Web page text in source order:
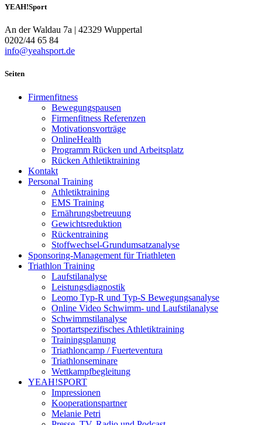
YEAH!Sport
An der Waldau 7a | 42329 Wuppertal
0202/44 65 84
info@yeahsport.de
Seiten
Firmenfitness
Bewegungspausen
Firmenfitness Referenzen
Motivationsvorträge
OnlineHealth
Programm Rücken und Arbeitsplatz
Rücken Athletiktraining
Kontakt
Personal Training
Athletiktraining
EMS Training
Ernährungsbetreuung
Gewichtsreduktion
Rückentraining
Stoffwechsel-Grundumsatzanalyse
Sponsoring-Management für Triathleten
Triathlon Training
Laufstilanalyse
Leistungsdiagnostik
Leomo Typ-R und Typ-S Bewegungsanalyse
Online Video Schwimm- und Laufstilanalyse
Schwimmstilanalyse
Sportartspezifisches Athletiktraining
Trainingsplanung
Triathloncamp / Fuerteventura
Triathlonseminare
Wettkampfbegleitung
YEAH!SPORT
Impressionen
Kooperationspartner
Melanie Petri